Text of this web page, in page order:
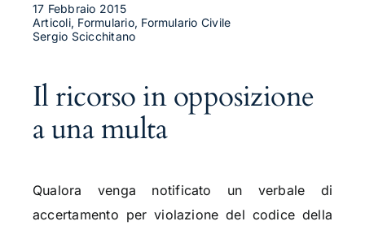
Contatti
17 Febbraio 2015
Articoli, Formulario, Formulario Civile
Sergio Scicchitano
Il ricorso in opposizione
a una multa
Qualora venga notificato un verbale di
accertamento per violazione del codice della